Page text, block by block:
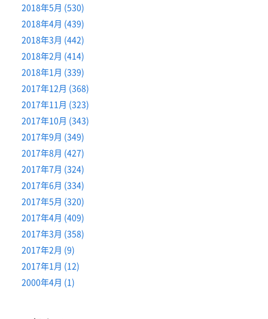
2018年5月 (530)
2018年4月 (439)
2018年3月 (442)
2018年2月 (414)
2018年1月 (339)
2017年12月 (368)
2017年11月 (323)
2017年10月 (343)
2017年9月 (349)
2017年8月 (427)
2017年7月 (324)
2017年6月 (334)
2017年5月 (320)
2017年4月 (409)
2017年3月 (358)
2017年2月 (9)
2017年1月 (12)
2000年4月 (1)